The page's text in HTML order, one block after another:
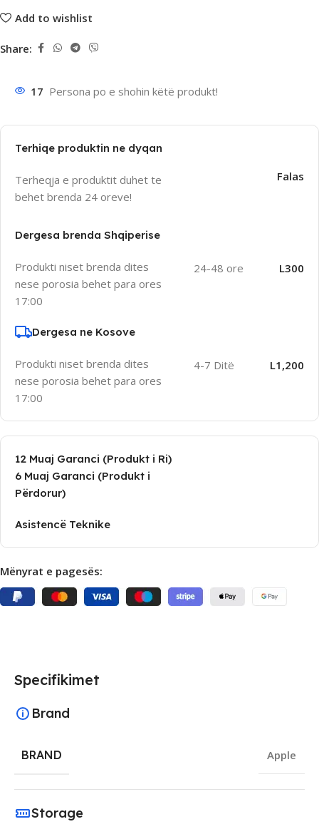
Add to wishlist
Share:
17 Persona po e shohin këtë produkt!
Terhiqe produktin ne dyqan
Terheqja e produktit duhet te
behet brenda 24 oreve!
Falas
Dergesa brenda Shqiperise
Produkti niset brenda dites
nese porosia behet para ores
17:00
24-48 ore L300
Dergesa ne Kosove
Produkti niset brenda dites
nese porosia behet para ores
17:00
4-7 Ditë L1,200
12 Muaj Garanci (Produkt i Ri)
6 Muaj Garanci (Produkt i
Përdorur)
Asistencë Teknike
Mënyrat e pagesës:
Specifikimet
Brand
BRAND Apple
Storage